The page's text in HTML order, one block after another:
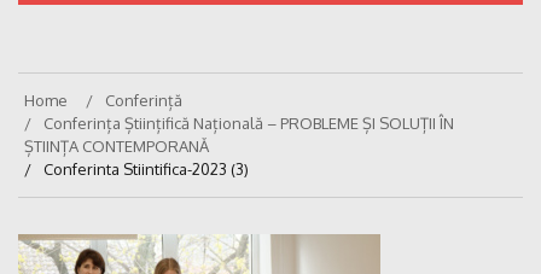
Home
Conferință
Conferința Științifică Națională – PROBLEME ȘI SOLUȚII ÎN
ȘTIINȚA CONTEMPORANĂ
Conferinta Stiintifica-2023 (3)